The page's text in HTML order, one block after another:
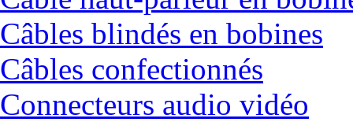
Câbles blindés en bobines
Câbles confectionnés
Connecteurs audio vidéo